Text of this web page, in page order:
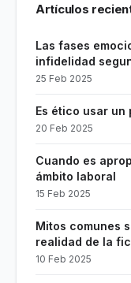
Artículos
Las fases
infidelidad
25 Feb 2025
Es ético usar
20 Feb 2025
Cuando es
ámbito laboral
15 Feb 2025
Mitos comunes
realidad de la
10 Feb 2025